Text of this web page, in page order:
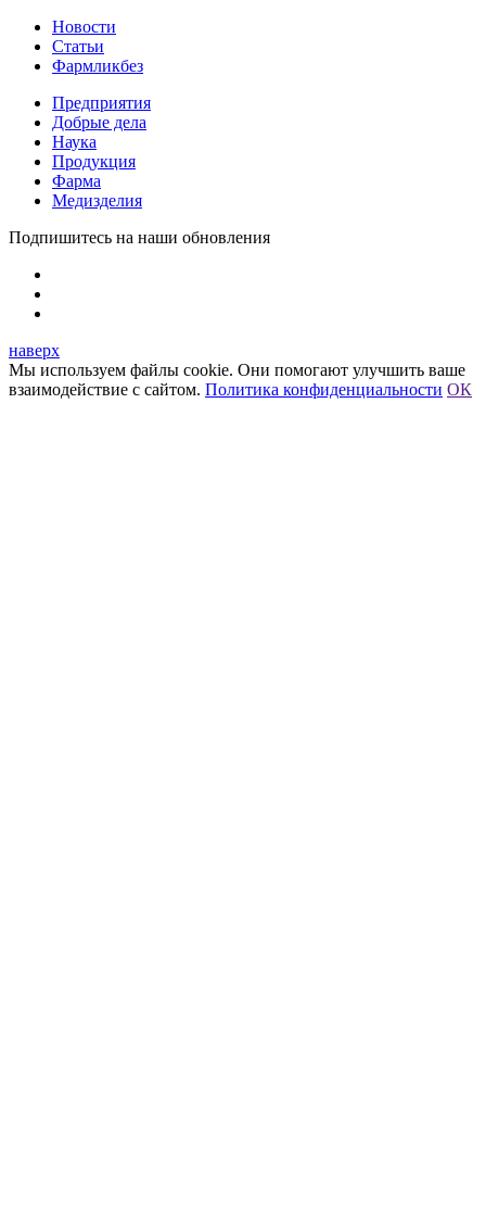
Новости
Статьи
Фармликбез
Предприятия
Добрые дела
Наука
Продукция
Фарма
Медизделия
Подпишитесь на наши обновления
наверх
Мы используем файлы cookie. Они помогают улучшить ваше
взаимодействие с сайтом. Политика конфиденциальности ОК